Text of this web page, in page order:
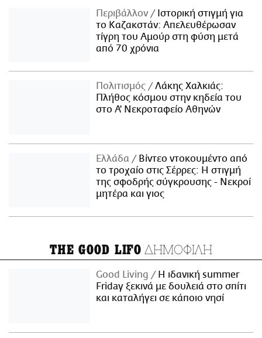
Περιβάλλον
Ιστορική στιγμή για
το Καζακστάν: Απελευθέρωσαν
τίγρη του Αμούρ στη φύση μετά
από 70 χρόνια
Πολιτισμός
Λάκης Χαλκιάς:
Πλήθος κόσμου στην κηδεία του
στο Α' Νεκροταφείο Αθηνών
Ελλάδα
Βίντεο ντοκουμέντο από
το τροχαίο στις Σέρρες: Η στιγμή
της σφοδρής σύγκρουσης - Νεκροί
μητέρα και γιος
THE GOOD LIFO ΔΗΜΟΦΙΛΗ
Good Living
Η ιδανική summer
Friday ξεκινά με δουλειά στο σπίτι
και καταλήγει σε κάποιο νησί